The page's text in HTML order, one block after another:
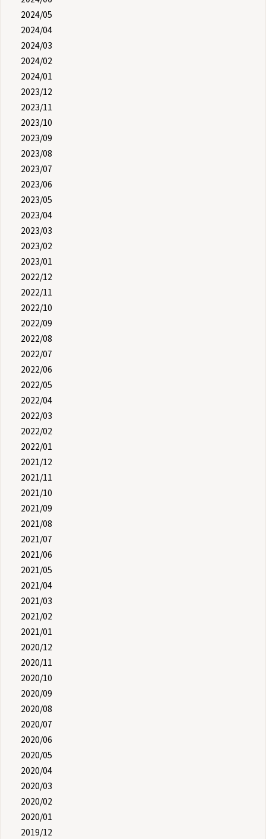
2024/05
2024/04
2024/03
2024/02
2024/01
2023/12
2023/11
2023/10
2023/09
2023/08
2023/07
2023/06
2023/05
2023/04
2023/03
2023/02
2023/01
2022/12
2022/11
2022/10
2022/09
2022/08
2022/07
2022/06
2022/05
2022/04
2022/03
2022/02
2022/01
2021/12
2021/11
2021/10
2021/09
2021/08
2021/07
2021/06
2021/05
2021/04
2021/03
2021/02
2021/01
2020/12
2020/11
2020/10
2020/09
2020/08
2020/07
2020/06
2020/05
2020/04
2020/03
2020/02
2020/01
2019/12